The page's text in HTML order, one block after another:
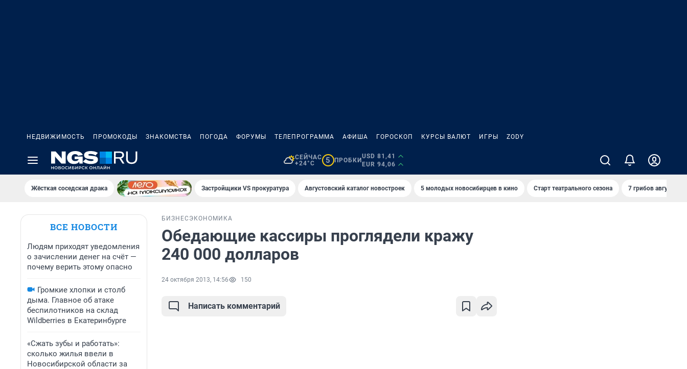
НЕДВИЖИМОСТЬ ПРОМОКОДЫ ЗНАКОМСТВА ПОГОДА ФОРУМЫ ТЕЛЕПРОГРАММА АФИША ГОРОСКОП КУРСЫ ВАЛЮТ ИГРЫ ZODY
СЕЙЧАС
+24°C
5 ПРОБКИ
USD 81,41
EUR 94,06
Жёсткая соседская драка Застройщики VS прокуратура Августовский каталог новостроек 5 молодых новосибирцев в кино Старт театрального сезона 7 грибов августа
ВСЕ НОВОСТИ
Людям приходят уведомления
о зачислении денег на счёт —
почему верить этому опасно
Громкие хлопки и столб
дыма. Главное об атаке
беспилотников на склад
Wildberries в Екатеринбурге
«Сжать зубы и работать»:
сколько жилья ввели в
Новосибирской области за
БИЗНЕС ЭКОНОМИКА
Обедающие кассиры проглядели кражу
240 000 долларов
24 октября 2013, 14:56 150
Написать комментарий